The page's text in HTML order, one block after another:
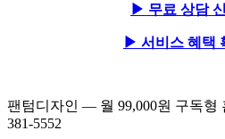
▶ 무료 상담
▶ 서비스 혜택
팬텀디자인 — 월 99,000원 구독형
381-5552